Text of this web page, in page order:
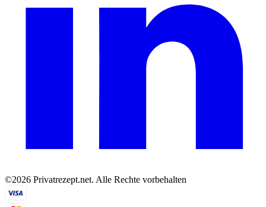
©2026 Privatrezept.net. Alle Rechte vorbehalten